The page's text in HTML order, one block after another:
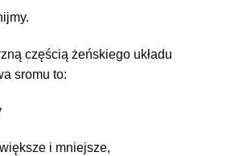
częścią żeńskiego układu
sromu to:
i mniejsze,